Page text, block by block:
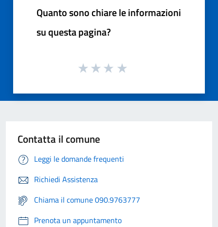
Quanto sono chiare le informazioni
su questa pagina?
Contatta il comune
Leggi le domande frequenti
Richiedi Assistenza
Chiama il comune 090.9763777
Prenota un appuntamento